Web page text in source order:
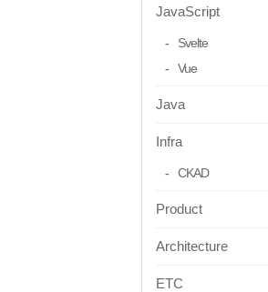
JavaScript
Svelte
Vue
Java
Infra
CKAD
Product
Architecture
ETC